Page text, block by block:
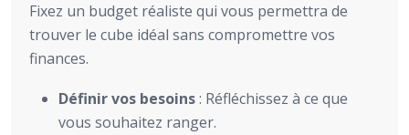
Fixez un budget réaliste qui vous permettra de
trouver le cube idéal sans compromettre vos
finances.
Définir vos besoins: Réfléchissez à ce que
vous souhaitez ranger.